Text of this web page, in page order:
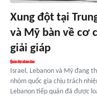
Xung đột tại
và Mỹ bàn về cơ
giải giáp
Israel, Lebanon và Mỹ đang
nhóm quốc gia chịu trách
Lebanon tiếp quản đã được